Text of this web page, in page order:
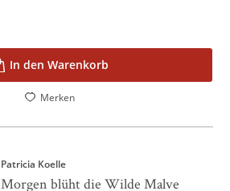
In den Warenkorb
Merken
Patricia Koelle
Morgen blüht die Wilde Malve